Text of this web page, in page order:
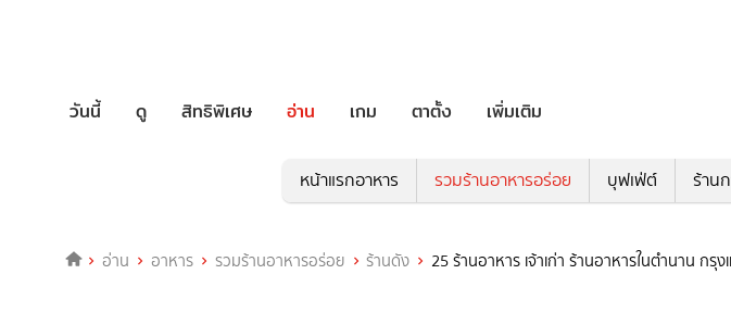
วันนี้ ดู สิทธิพิเศษ อ่าน เกม ตาตั้ง เพิ่มเติม
หน้าแรกอาหาร รวมร้านอาหารอร่อย บุฟเฟ่ต์ ร้าน
อ่าน อาหาร รวมร้านอาหารอร่อย ร้านดัง 25 ร้านอาหาร เจ้าเก่า ร้านอาหารในตำนาน ก